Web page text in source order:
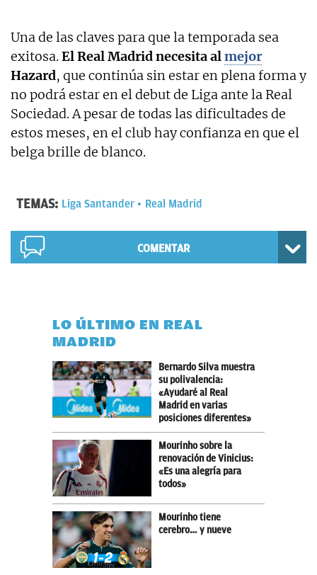
Una de las claves para que la temporada sea
exitosa.El Real Madrid necesita almejor
Hazard, que continúa sin estar en plena forma y
no podrá estar en el debut de Liga ante la Real
Sociedad. A pesar de todas las dificultades de
estos meses, en el club hay confianza en que el
belga brille de blanco.
TEMAS: Liga Santander Real Madrid
COMENTAR
LO ÚLTIMO EN REAL
MADRID
Bernardo Silva muestra
su polivalencia:
«Ayudaré al Real
Madrid en varias
posiciones diferentes»
Mourinho sobre la
renovación de Vinicius:
«Es una alegría para
todos»
Mourinho tiene
cerebro… y nueve